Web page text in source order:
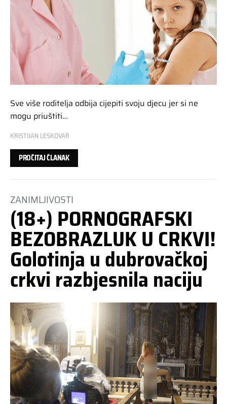
Sve više roditelja odbija cijepiti svoju djecu jer si ne
mogu priuštiti…
KRISTIJAN LESKOVAR
PROČITAJ ČLANAK
ZANIMLJIVOSTI
(18+) PORNOGRAFSKI
BEZOBRAZLUK U CRKVI!
Golotinja u dubrovačkoj
crkvi razbjesnila naciju